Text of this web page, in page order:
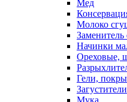
Мед
Молоко
Заменитель
Начинки
Ореховые,
Гели,
Загустители
Мука